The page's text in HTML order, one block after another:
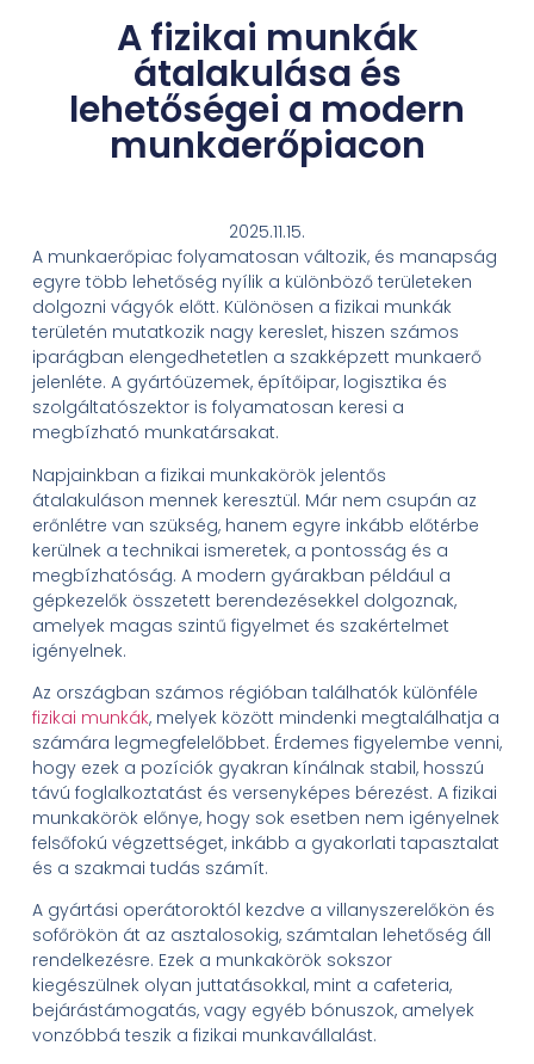
A fizikai munkák
átalakulása és
lehetőségei a modern
munkaerőpiacon
2025.11.15.
A munkaerőpiac folyamatosan változik, és manapság
egyre több lehetőség nyílik a különböző területeken
dolgozni vágyók előtt. Különösen a fizikai munkák
területén mutatkozik nagy kereslet, hiszen számos
iparágban elengedhetetlen a szakképzett munkaerő
jelenléte. A gyártóüzemek, építőipar, logisztika és
szolgáltatószektor is folyamatosan keresi a
megbízható munkatársakat.
Napjainkban a fizikai munkakörök jelentős
átalakuláson mennek keresztül. Már nem csupán az
erőnlétre van szükség, hanem egyre inkább előtérbe
kerülnek a technikai ismeretek, a pontosság és a
megbízhatóság. A modern gyárakban például a
gépkezelők összetett berendezésekkel dolgoznak,
amelyek magas szintű figyelmet és szakértelmet
igényelnek.
Az országban számos régióban találhatók különféle
fizikai munkák, melyek között mindenki megtalálhatja a
számára legmegfelelőbbet. Érdemes figyelembe venni,
hogy ezek a pozíciók gyakran kínálnak stabil, hosszú
távú foglalkoztatást és versenyképes bérezést. A fizikai
munkakörök előnye, hogy sok esetben nem igényelnek
felsőfokú végzettséget, inkább a gyakorlati tapasztalat
és a szakmai tudás számít.
A gyártási operátoroktól kezdve a villanyszerelőkön és
sofőrökön át az asztalosokig, számtalan lehetőség áll
rendelkezésre. Ezek a munkakörök sokszor
kiegészülnek olyan juttatásokkal, mint a cafeteria,
bejárástámogatás, vagy egyéb bónuszok, amelyek
vonzóbbá teszik a fizikai munkavállalást.